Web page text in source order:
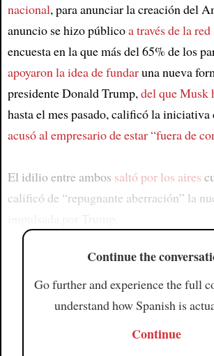
nacional, para anunciar la creación del
anuncio se hizo públicoa través de la
encuesta en la que más del 65% de los
apoyaron la idea de fundaruna nueva
presidente Donald Trump,del que Musk
hasta el mes pasado, calificó la
acusó al empresario de estar “fuera de
El idilio entre ambos saltó por los aires
calificó de “repugnante aberración” la
Continue the
Go further and experience the full
understand how Spanish is
Continue